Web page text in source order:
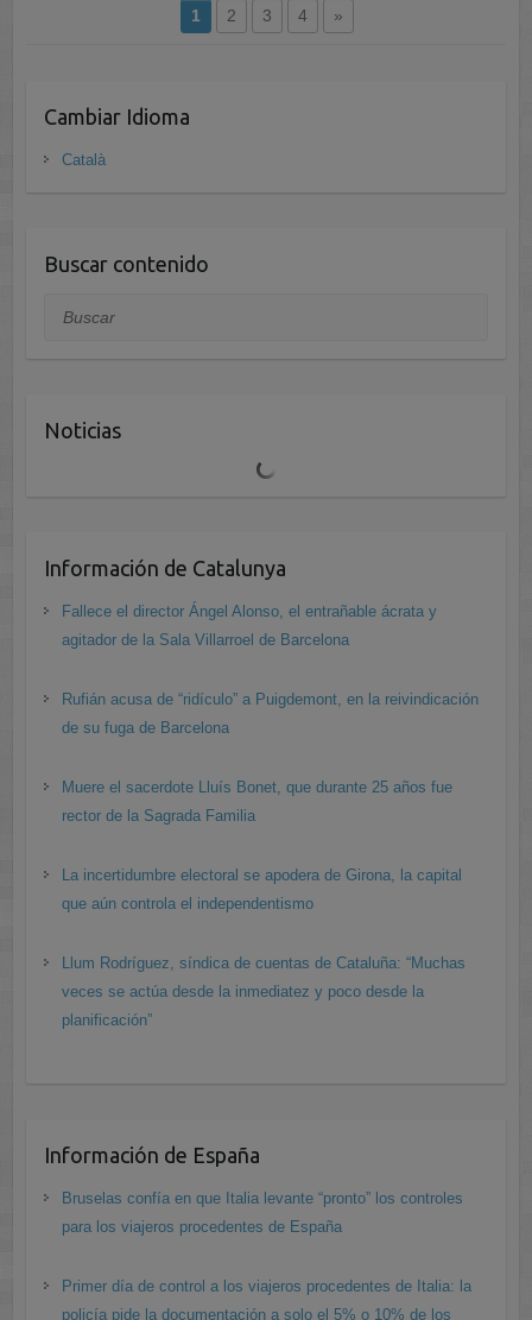
1 2 3 4 »
Cambiar Idioma
Català
Buscar contenido
Buscar
Noticias
Información de Catalunya
Fallece el director Ángel Alonso, el entrañable ácrata y
agitador de la Sala Villarroel de Barcelona
Rufián acusa de “ridículo” a Puigdemont, en la reivindicación
de su fuga de Barcelona
Muere el sacerdote Lluís Bonet, que durante 25 años fue
rector de la Sagrada Familia
La incertidumbre electoral se apodera de Girona, la capital
que aún controla el independentismo
Llum Rodríguez, síndica de cuentas de Cataluña: “Muchas
veces se actúa desde la inmediatez y poco desde la
planificación”
Información de España
Bruselas confía en que Italia levante “pronto” los controles
para los viajeros procedentes de España
Primer día de control a los viajeros procedentes de Italia: la
policía pide la documentación a solo el 5% o 10% de los